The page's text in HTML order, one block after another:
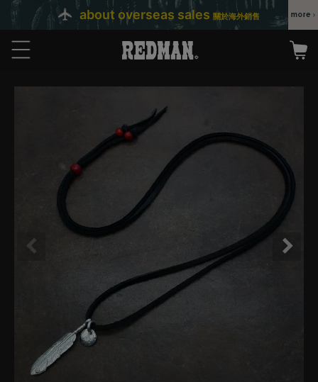
about overseas sales 關於海外銷售